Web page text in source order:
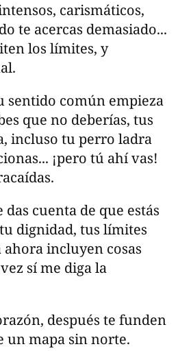
carismáticos,
te acercas demasiado...
los límites, y
sentido común empieza
que no deberías, tus
incluso tu perro ladra
¡pero tú ahí vas!
cuenta de que estás
dignidad, tus límites
incluyen cosas
sí me diga la
después te funden
un mapa sin norte.